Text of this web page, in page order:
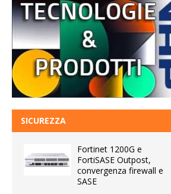
SICUREZZA
Fortinet 1200G e
FortiSASE Outpost,
convergenza firewall e
SASE